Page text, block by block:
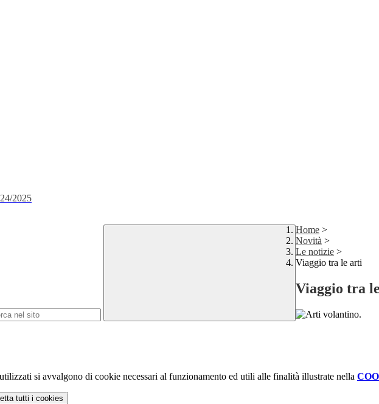
2025
Home >
Novità >
Le notizie >
Viaggio tra le arti
Viaggio tra
.
si avvalgono di cookie necessari al funzionamento ed utili alle finalità illustrate nella
tutti i cookies